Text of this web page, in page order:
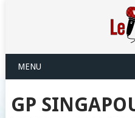
MENU
GP